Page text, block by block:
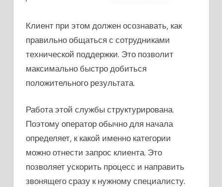
Клиент при этом должен осознавать, как
правильно общаться с сотрудниками
технической поддержки. Это позволит
максимально быстро добиться
положительного результата.
Работа этой службы структурирована.
Поэтому оператор обычно для начала
определяет, к какой именно категории
можно отнести запрос клиента. Это
позволяет ускорить процесс и направить
звонящего сразу к нужному специалисту.